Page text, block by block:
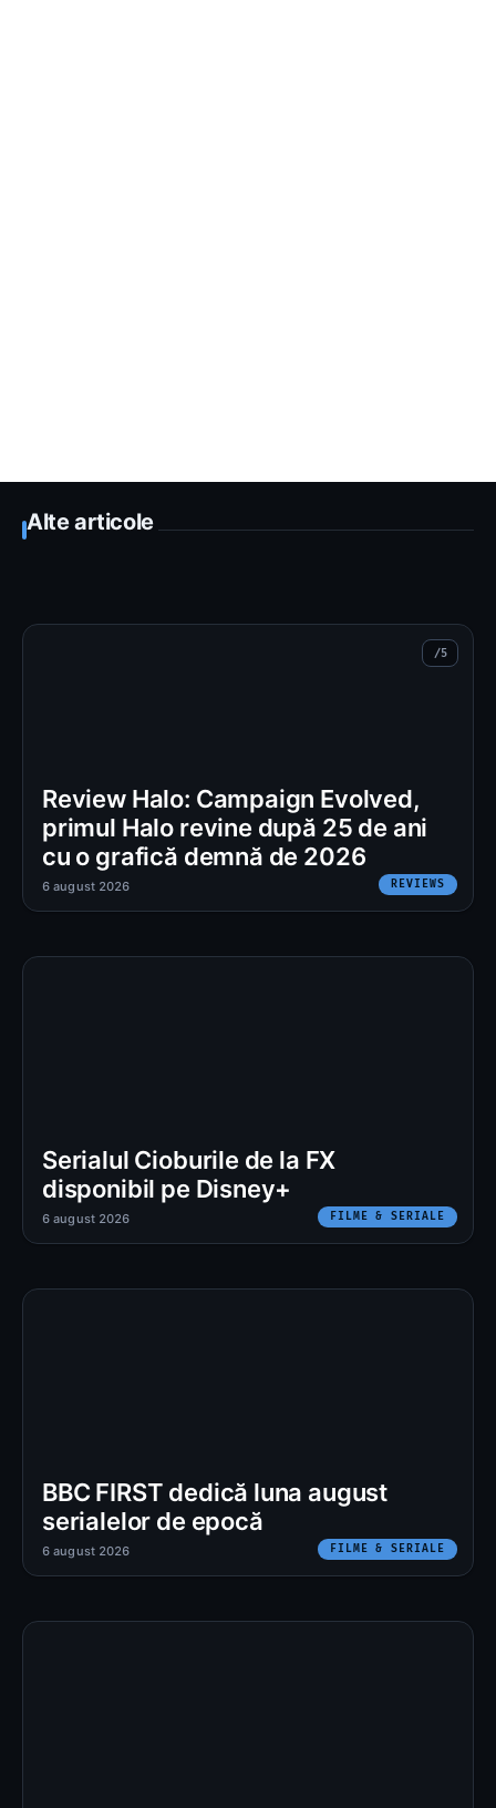
Alte articole
Review Halo: Campaign Evolved,
primul Halo revine după 25 de ani
cu o grafică demnă de 2026
REVIEWS
6 august 2026
Serialul Cioburile de la FX
disponibil pe Disney+
FILME & SERIALE
6 august 2026
BBC FIRST dedică luna august
serialelor de epocă
FILME & SERIALE
6 august 2026